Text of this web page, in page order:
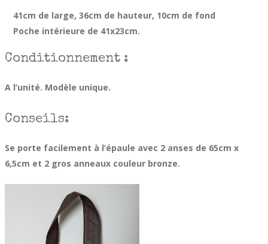
41cm de large, 36cm de hauteur, 10cm de fond
Poche intérieure de 41x23cm.
Conditionnement :
A l’unité. Modèle unique.
Conseils:
Se porte facilement à l’épaule avec 2 anses de 65cm x
6,5cm et 2 gros anneaux couleur bronze.